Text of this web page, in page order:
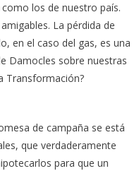
los de nuestro país.
La pérdida de
en el caso del gas, es una
Damocles sobre nuestras
Transformación?
de campaña se está
que verdaderamente
para que un